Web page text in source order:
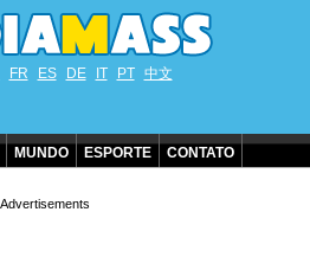
FR ES DE IT PT 中文
MUNDO ESPORTE CONTATO